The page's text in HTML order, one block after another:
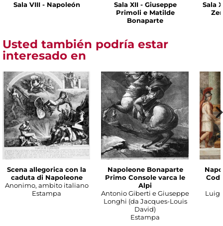
Sala VIII - Napoleón
Sala XII - Giuseppe
Primoli e Matilde
Bonaparte
Sala
Usted también podría estar
interesado en
Scena allegorica con la
caduta di Napoleone
Anonimo, ambito italiano
Estampa
Napoleone Bonaparte
Primo Console varca le
Alpi
Antonio Giberti e Giuseppe
Longhi (da Jacques-Louis
David)
Estampa
Luigi